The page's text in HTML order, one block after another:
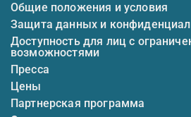
Общие положения и условия
Защита данных и
Доступность для лиц с
возможностями
Пресса
Цены
Партнерская программа